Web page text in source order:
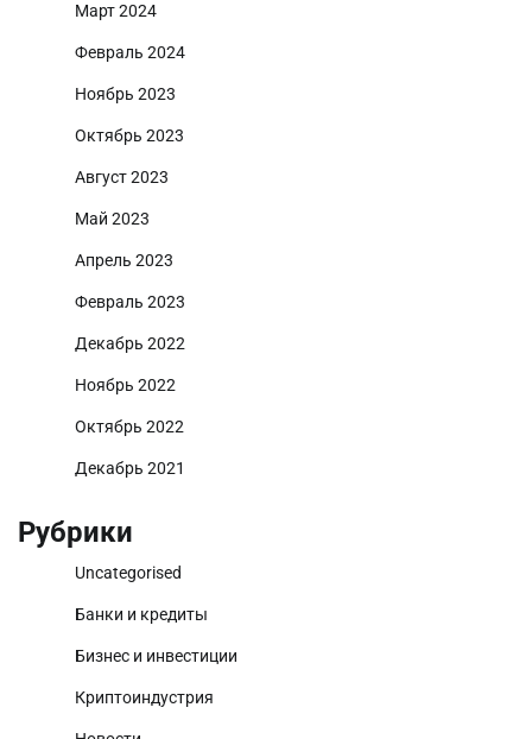
Март 2024
Февраль 2024
Ноябрь 2023
Октябрь 2023
Август 2023
Май 2023
Апрель 2023
Февраль 2023
Декабрь 2022
Ноябрь 2022
Октябрь 2022
Декабрь 2021
Рубрики
Uncategorised
Банки и кредиты
Бизнес и инвестиции
Криптоиндустрия